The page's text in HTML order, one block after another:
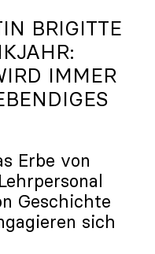
BRIGITTE
IMMER
Erbe von
Geschichte
sich